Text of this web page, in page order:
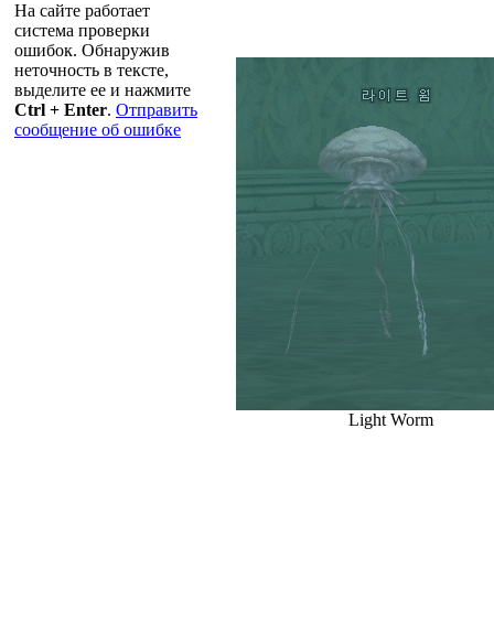
На сайте работает
система проверки
ошибок. Обнаружив
неточность в тексте,
выделите ее и нажмите
Ctrl + Enter. Отправить
сообщение об ошибке
Light Worm